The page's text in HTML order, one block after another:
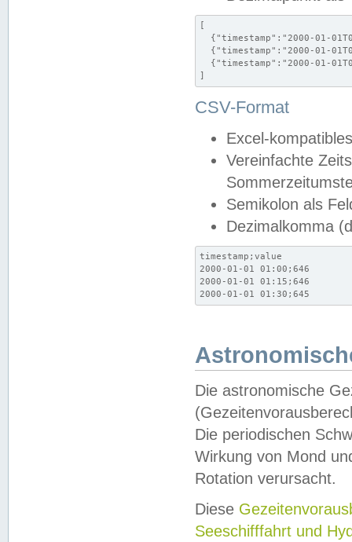
[
{"timestamp":"2000-01-
{"timestamp":"2000-01-
{"timestamp":"2000-01-
]
CSV-Format
Excel-
Vereinfachte
Semikolon als
Dezimalkomma
timestamp;value
2000-01-01 01:00;646
2000-01-01 01:15;646
2000-01-01 01:30;645
Die astronomische
Die periodischen
Wirkung von Mond
Rotation verursacht.
Diese
Seeschifffahrt und